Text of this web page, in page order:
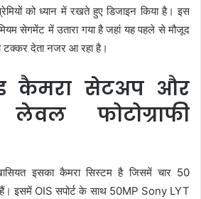
को ध्यान में रखते हुए डिजाइन किया है। इस
सेगमेंट में उतारा गया है जहां यह पहले से मौजूद
टक्कर देता नजर आ रहा है।
कैमरा सेटअप और
फोटोग्राफी
इसका कैमरा सिस्टम है जिसमें चार 50
इसमें OIS सपोर्ट के साथ 50MP Sony LYT